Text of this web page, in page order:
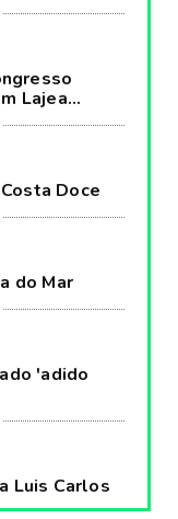
Lajea...
Doce
do Mar
'adido
Luis Carlos
...